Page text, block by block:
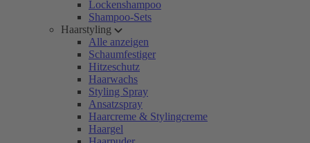
Lockenshampoo
Shampoo-Sets
Haarstyling
Alle anzeigen
Schaumfestiger
Hitzeschutz
Haarwachs
Styling Spray
Ansatzspray
Haarcreme & Stylingcreme
Haargel